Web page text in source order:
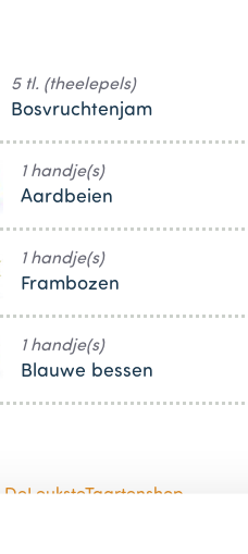
5 tl. (theelepels)
Bosvruchtenjam
1 handje(s)
Aardbeien
1 handje(s)
Frambozen
1 handje(s)
Blauwe bessen
DeLeuksteTaartenshop